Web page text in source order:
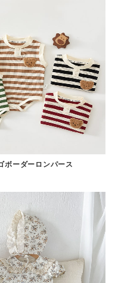
ボーダーロンパース